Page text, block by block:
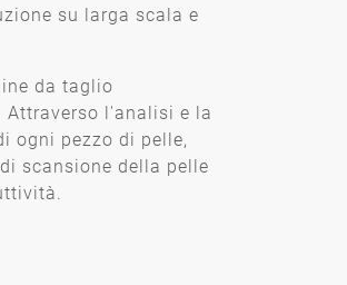
su larga scala e
da taglio
l'analisi e la
ogni pezzo di pelle,
scansione della pelle